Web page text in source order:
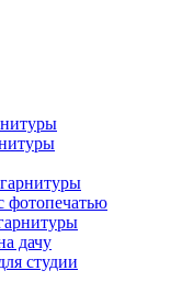
фотопечатью
дачу
студии